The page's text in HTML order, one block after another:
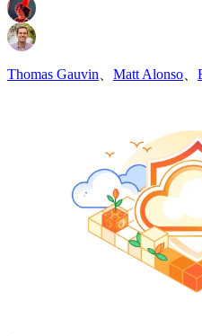
Thomas Gauvin Matt Alonso